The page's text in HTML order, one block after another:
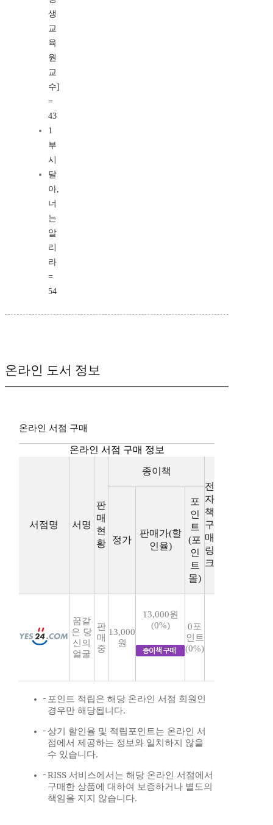
생
교
육
원
교
수]
=
43
1
부
시
달
아,
너
는
알
리
라
=
54
온라인 도서 정보
온라인 서점 구매
온라인 서점 구매 정보
서점명 서명
판
매
현
황
종이책
전
자
책
구
매
링
크
정가
판매가(할
인율)
포
인
트
(포
인
트
몰)
꿈같
은 당
신의
얼굴
판
매
중
13,000
원
13,000원
(0%)
0포
인트
(0%)
포인트 적립은 해당 온라인 서점 회원인
경우만 해당됩니다.
상기 할인율 및 적립포인트는 온라인 서
점에서 제공하는 정보와 일치하지 않을
수 있습니다.
RISS 서비스에서는 해당 온라인 서점에서
구매한 상품에 대하여 보증하거나 별도의
책임을 지지 않습니다.